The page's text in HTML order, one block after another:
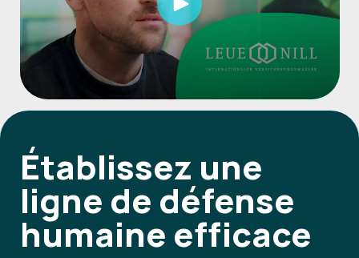
Établissez une
ligne de défense
humaine efficace